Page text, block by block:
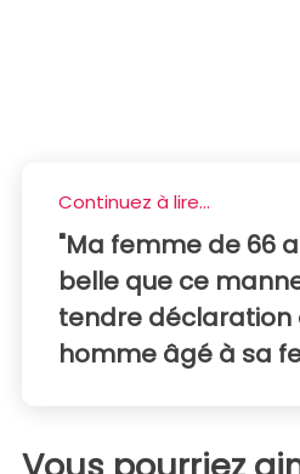
Continuez à lire...
"Ma femme de 66
belle que ce
tendre déclaration
homme âgé à sa